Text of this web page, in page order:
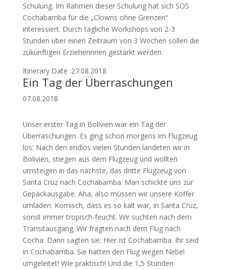
Schulung. Im Rahmen dieser Schulung hat sich SOS
Cochabamba für die „Clowns ohne Grenzen“
interessiert. Durch tägliche Workshops von 2-3
Stunden über einen Zeitraum von 3 Wochen sollen die
zukünftigen Erzieherinnen gestärkt werden.
Itinerary Date :27.08.2018
Ein Tag der Überraschungen
07.08.2018
Unser erster Tag in Bolivien war ein Tag der
Überraschungen. Es ging schon morgens im Flugzeug
los: Nach den endlos vielen Stunden landeten wir in
Bolivien, stiegen aus dem Flugzeug und wollten
umsteigen in das nächste, das dritte Flugzeug von
Santa Cruz nach Cochabamba. Man schickte uns zur
Gepäckausgabe. Aha, also müssen wir unsere Koffer
umladen. Komisch, dass es so kalt war, in Santa Cruz,
sonst immer tropisch-feucht. Wir suchten nach dem
Transitausgang. Wir fragten nach dem Flug nach
Cocha. Dann sagten sie: Hier ist Cochabamba. Ihr seid
in Cochabamba. Sie hatten den Flug wegen Nebel
umgeleitet! Wie praktisch! Und die 1,5 Stunden